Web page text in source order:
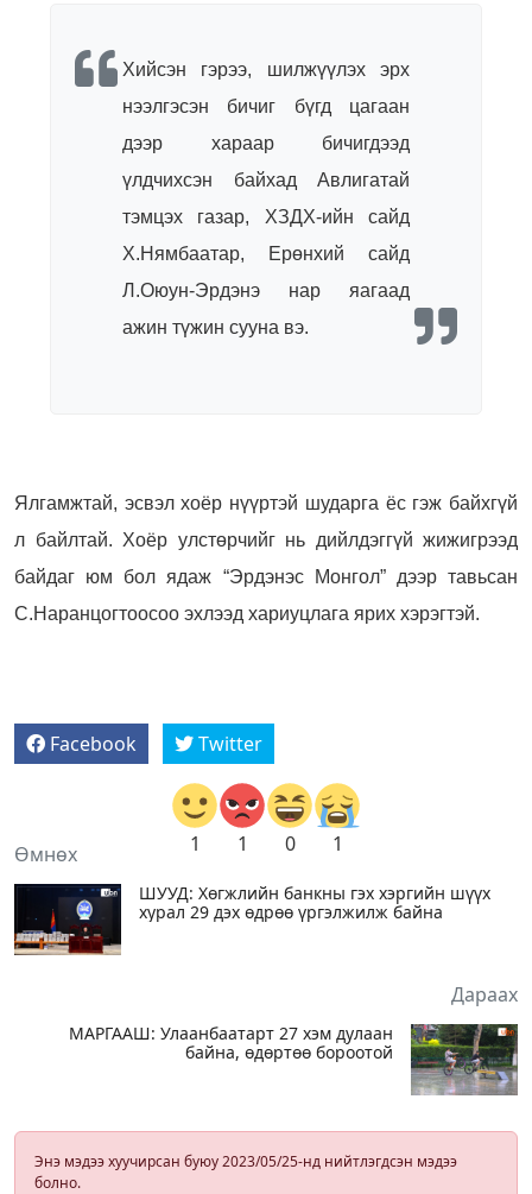
Хийсэн гэрээ, шилжүүлэх эрх
нээлгэсэн бичиг бүгд цагаан
дээр хараар бичигдээд
үлдчихсэн байхад Авлигатай
тэмцэх газар, ХЗДХ-ийн сайд
Х.Нямбаатар, Ерөнхий сайд
Л.Оюун-Эрдэнэ нар яагаад
ажин түжин сууна вэ.
Ялгамжтай, эсвэл хоёр нүүртэй шударга ёс гэж байхгүй
л байлтай. Хоёр улстөрчийг нь дийлдэггүй жижигрээд
байдаг юм бол ядаж “Эрдэнэс Монгол” дээр тавьсан
С.Наранцогтоосоо эхлээд хариуцлага ярих хэрэгтэй.
Facebook Twitter
1 1 0 1
Өмнөх
ШУУД: Хөгжлийн банкны гэх хэргийн шүүх
хурал 29 дэх өдрөө үргэлжилж байна
Дараах
МАРГААШ: Улаанбаатарт 27 хэм дулаан
байна, өдөртөө бороотой
Энэ мэдээ хуучирсан буюу 2023/05/25-нд нийтлэгдсэн мэдээ
болно.